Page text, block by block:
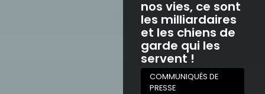
nos vies, ce sont
les milliardaires
et les chiens de
garde qui les
servent !
COMMUNIQUÉS DE
PRESSE